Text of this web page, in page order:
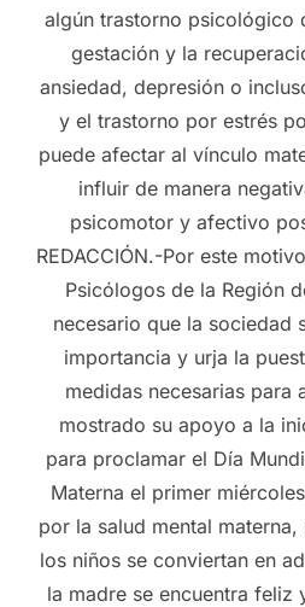
algún trastorno psicológico
gestación y la
ansiedad, depresión o
y el trastorno por estrés
puede afectar al vínculo
influir de manera
psicomotor y afectivo
REDACCIÓN.-Por este
Psicólogos de la Región
necesario que la sociedad
importancia y urja la
medidas necesarias para
mostrado su apoyo a la
para proclamar el Día
Materna el primer
por la salud mental
los niños se conviertan en
la madre se encuentra feliz